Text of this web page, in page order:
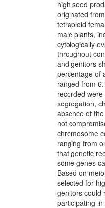
high seed
originated
tetraploid
male plants,
cytologically
throughout
and genitors
percentage of
ranged from
recorded
segregation,
absence of
not
chromosome
ranging from
that genetic
some genes
Based on
selected for
genitors could
participating in